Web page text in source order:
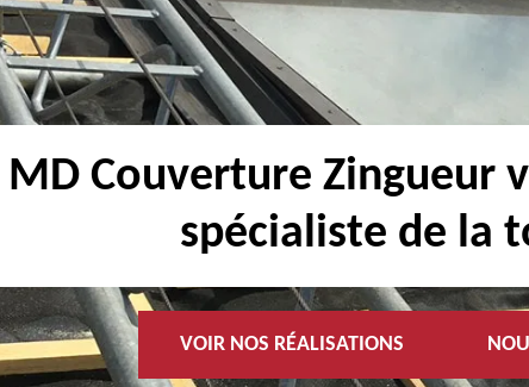
MD Couverture Zingueur
spécialiste de la
VOIR NOS RÉALISATIONS